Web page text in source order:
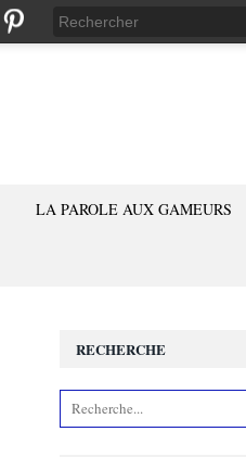
LA PAROLE AUX GAMEURS
RECHERCHE